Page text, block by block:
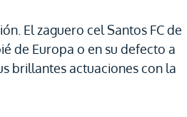
El zaguero cel Santos FC de
de Europa o en su defecto a
brillantes actuaciones con la